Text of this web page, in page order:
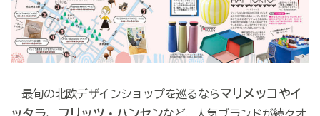
最旬の北欧デザインショップを巡るならマリメッコやイ